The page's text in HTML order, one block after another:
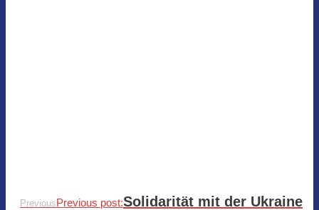
PreviousPrevious post:Solidarität mit der Ukraine